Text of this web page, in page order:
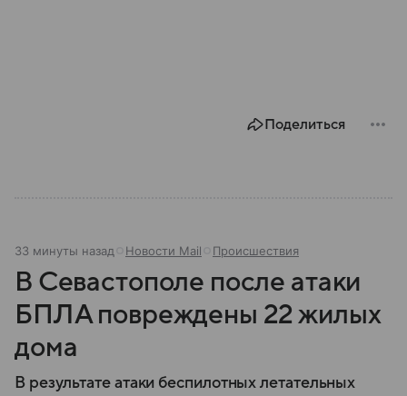
Поделиться
33 минуты назад Новости Mail Происшествия
В Севастополе после атаки
БПЛА повреждены 22 жилых
дома
В результате атаки беспилотных летательных